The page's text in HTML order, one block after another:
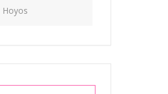
Hoyos